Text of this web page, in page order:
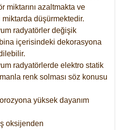
miktarını azaltmakta ve
miktarda düşürmektedir.
radyatörler değişik
içerisindeki dekorasyona
radyatörlerde elektro statik
renk solması söz konusu
yüksek dayanım
oksijenden